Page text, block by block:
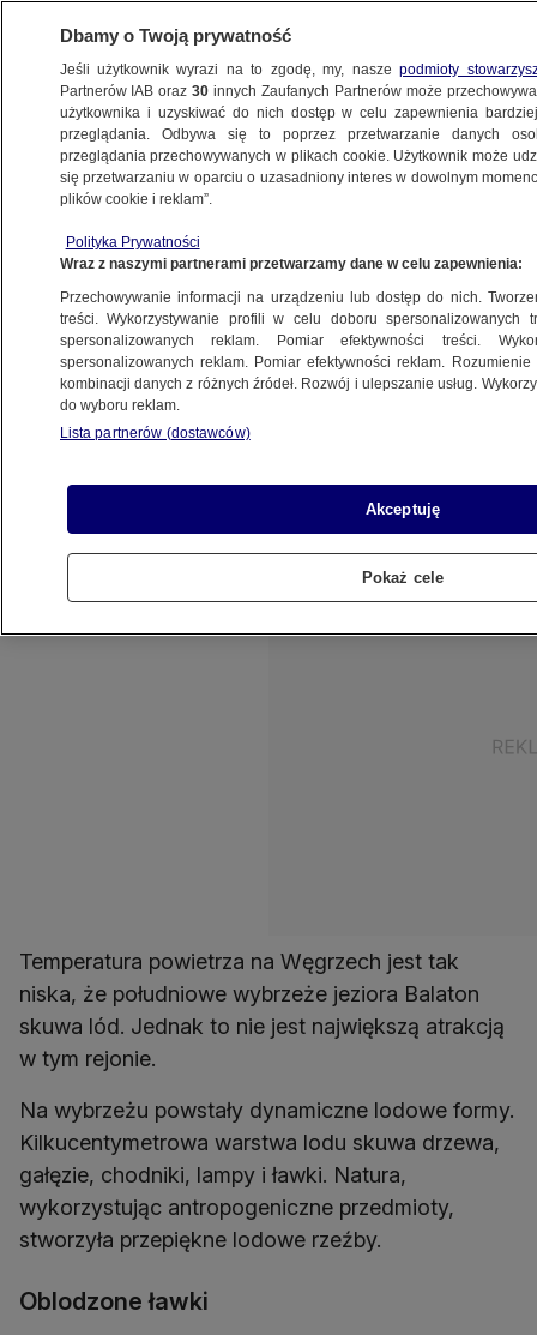
METEO
NAJNOWSZE
cuda można zobaczyć na Węgrzech
30.12.2014, 19:43
Udostępnij
Przyroda, pogoda i przedmioty, które stworzył
Można je podziwiać na Węgrzech w okolicach
jeziora Balaton.
Temperatura powietrza na Węgrzech jest tak
niska, że południowe wybrzeże jeziora Balaton
skuwa lód. Jednak to nie jest największą atrakcją
w tym rejonie.
Na wybrzeżu powstały dynamiczne lodowe formy.
Kilkucentymetrowa warstwa lodu skuwa drzewa,
gałęzie, chodniki, lampy i ławki. Natura,
wykorzystując antropogeniczne przedmioty,
stworzyła przepiękne lodowe rzeźby.
Oblodzone ławki
Dbamy o Twoją prywatność
Jeśli użytkownik wyrazi na to zgodę, my, naszepodmioty
Partnerów IAB oraz30 innych Zaufanych Partnerów może
użytkownika i uzyskiwać do nich dostęp w celu zapewnienia
przeglądania. Odbywa się to poprzez przetwarzanie danych
przeglądania przechowywanych w plikach cookie. Użytkownik może
się przetwarzaniu w oparciu o uzasadniony interes w dowolnym
plików cookie i reklam”.
Polityka Prywatności
Wraz z naszymi partnerami przetwarzamy dane w celu zapewnienia:
Przechowywanie informacji na urządzeniu lub dostęp do nich.
treści. Wykorzystywanie profili w celu doboru spersonalizowanych
spersonalizowanych reklam. Pomiar efektywności treści.
spersonalizowanych reklam. Pomiar efektywności reklam.
kombinacji danych z różnych źródeł. Rozwój i ulepszanie usług.
do wyboru reklam.
Lista partnerów (dostawców)
Akceptuję
Pokaż cele